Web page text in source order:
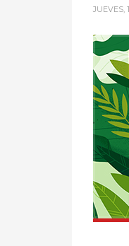
El
JUEVES,